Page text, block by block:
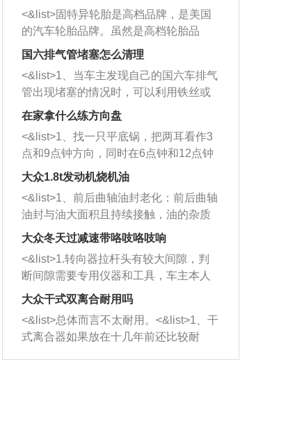
<&list>固特异轮胎是高档品牌，是美国
的汽车轮胎品牌。虽然是高档轮胎品
牌，但是中高低端的轮胎都有生产，这
也是为了更好的开拓市场。
国六排气管堵塞怎么清理
<&list>1、当车主发现自己的国六车排气
管出现堵塞的情况时，可以利用铁丝或
者是细棍，直接将杂物给取出来，如果
堵塞情况比较严重，也可以采取应急措
施。 <&list>2、直接利用木棍将所有的
杂物推到排气管里面的位置处，然后将
三元催化器拆解开，就可以将堵塞的东
西取出来。但如果是因为积碳过多引起
的堵塞，就需要将三元催化器泡在草酸
洗剂对堵塞的情况得到解决，将清洗剂
放在燃油箱中，与燃油混合后，车辆启
动时，就可以和汽油一起进入到燃烧
室，最后形成废气排出，就可以让三元
催化器得到清洗，排气管堵塞的情况就
能够得到解决。
在家拿什么练方向盘
<&list>1、找一只平底锅，把两耳看作3
点和9点钟方向，同时在6点钟和12点钟
方向做一个标记。 <&list>2、双手握住
一圈半的练习，往右同样也要打相同的
圈数。 <&list>3、最后强调要反复练
习，这样就可以形成肌肉记忆，在真实
驾驶车辆时，不需要记忆也能打好方
向。
大众1.8t发动机烧机油
<&list>1、前后曲轴油封老化：前后曲轴
油封与油大面积且持续接触，油的杂质
和发动机内持续温度变化使其密封效果
逐渐减弱，导致渗油或漏油。<&list>2、
活塞间隙过大：积碳会使活塞环与缸体
的间隙扩大，导致机油流入燃烧室中，
造成烧机油。<&list>3、机油粘度。使用
机油粘度过小的话，同样会有烧机油现
象，机油粘度过小具有很好的流动性，
大众冬天过减速带咯吱咯吱响
<&list>1.转向器拉杆头有较大间隙，判
断间隙需要专用仪器和工具，车主本人
无法制作，需要将车辆送到修理厂或4s
店；<&list>2.车辆半轴套管防尘罩破
裂，破裂后会出现漏油现象，使半轴磨
损严重，磨损的半轴容易损坏，产生异
响；<&list>3.稳定器的转向胶套和球头
大众干式双离合耐用吗
<&list>总体而言不太耐用。<&list>1、干
式离合器如果放在十几年前还比较耐